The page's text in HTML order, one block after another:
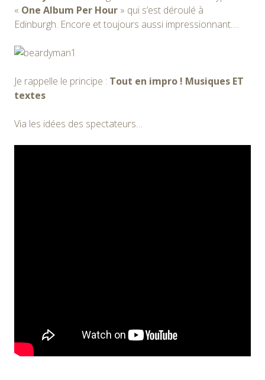
« One Album Per Hour » qui s’est déroulé à
Edinburgh. Encore et toujours aussi impressionnant….
Je rappelle le principe : Tout en impro ! Musiques ET
textes
Via les idées des spectateurs…